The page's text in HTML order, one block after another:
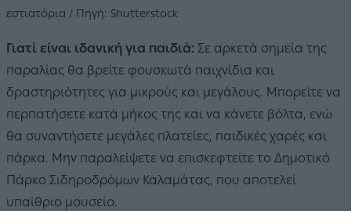
εστιατόρια / Πηγή: Shutterstock
Γιατί είναι ιδανική για παιδιά: Σε αρκετά σημεία της
παραλίας θα βρείτε φουσκωτά παιχνίδια και
δραστηριότητες για μικρούς και μεγάλους. Μπορείτε να
περπατήσετε κατά μήκος της και να κάνετε βόλτα, ενώ
θα συναντήσετε μεγάλες πλατείες, παιδικές χαρές και
πάρκα. Μην παραλείψετε να επισκεφτείτε το Δημοτικό
Πάρκο Σιδηροδρόμων Καλαμάτας, που αποτελεί
υπαίθριο μουσείο.